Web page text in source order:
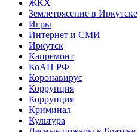
ЖКХ
Землетрясение в Иркутске
Игры
Интернет и СМИ
Иркутск
Капремонт
КоАП РФ
Коронавирус
Коррупция
Коррупция
Криминал
Культура